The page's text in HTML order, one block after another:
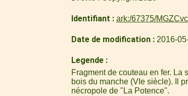
Identifiant ark:/67375/
Date de modification 2016-
Legende
Fragment de couteau en fer. La
bois du manche (VIe siècle). Il
nécropole de "La Potence".